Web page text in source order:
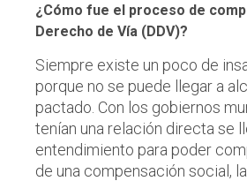
¿Cómo fue el proceso de
Derecho de Vía (DDV)?
Siempre existe un poco de
porque no se puede llegar a
pactado. Con los gobiernos
tenían una relación directa se
entendimiento para poder
de una compensación social,